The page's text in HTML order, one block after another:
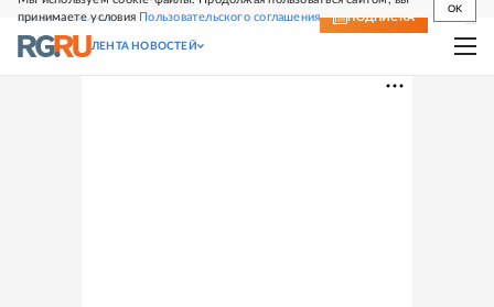
принимаете условия Пользовательского соглашения
OK
СВЕЖИЙ НОМЕР ПОДПИСКА
ЛЕНТА НОВОСТЕЙ